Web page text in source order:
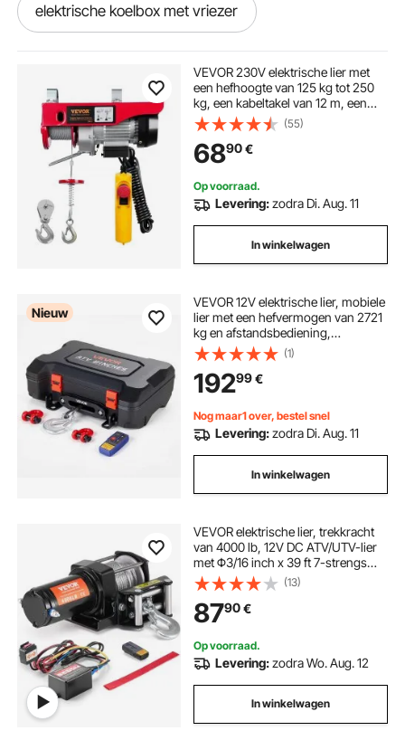
elektrische koelbox met vriezer
elektrische behuizingen
Elektrische behuizing elektrische tanken
elektrische krik en slagmoersleutel
elektrische tank elektrische behuizing
elektrische stoof
elektrische kettingzaag telescopisch
telescopische elektrische kettingzaag
VEVOR 230V elektrische lier met
een hefhoogte van 125 kg tot 250
kg, een kabeltakel van 12 m, een
motor van 510 W en een
hefsnelheid van 10 m/min. De lier is
voorzien van een bedrade
afstandsbediening en een
kettingtakel.
(55)
6890€
Op voorraad.
Levering:zodra Di. Aug. 11
In winkelwagen
Nieuw
VEVOR 12V elektrische lier, mobiele
lier met een hefvermogen van 2721
kg en afstandsbediening,
draagbare motorlier met
synthetisch touw, touwgeleider,
sluitinghaak, spanband en
draagtas, elektrische lier voor ATV,
UTV en offroadvoertuigen.
(1)
19299€
Nog maar1 over, bestel snel
Levering:zodra Di. Aug. 11
In winkelwagen
VEVOR elektrische lier, trekkracht
van 4000 lb, 12V DC ATV/UTV-lier
met Φ3/16 inch x 39 ft 7-strengs
stalen kabelgeleider, draadloze en
bekabelde afstandsbediening, IP55
waterdicht voor UTV ATV-slepen
(13)
8790€
Op voorraad.
Levering:zodra Wo. Aug. 12
In winkelwagen